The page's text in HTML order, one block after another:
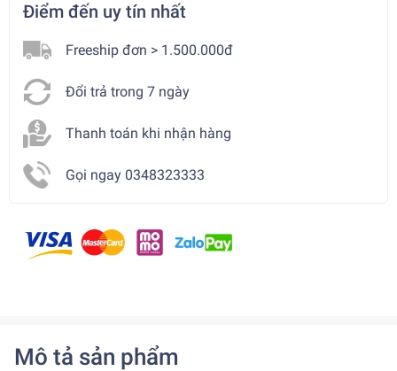
Điểm đến uy tín nhất
Freeship đơn > 1.500.000đ
Đổi trả trong 7 ngày
Thanh toán khi nhận hàng
Gọi ngay 0348323333
Mô tả sản phẩm